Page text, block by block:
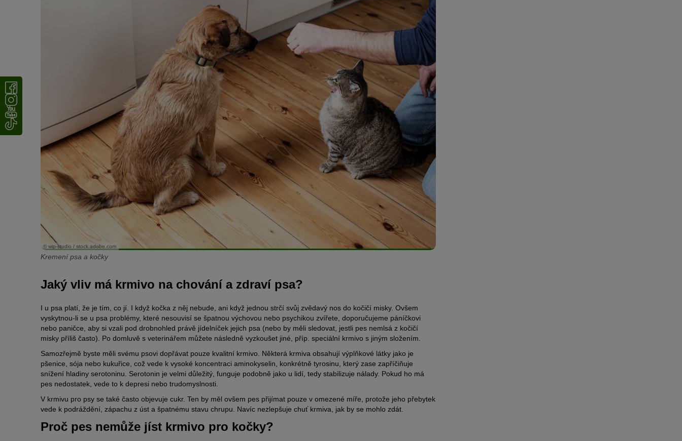
© wip-studio / stock.adobe.com
Kremení psa a kočky
Jaký vliv má krmivo na chování a zdraví psa?
I u psa platí, že je tím, co jí. I když kočka z něj nebude, ani když jednou strčí svůj zvědavý nos do kočičí misky. Ovšem
vyskytnou-li se u psa problémy, které nesouvisí se špatnou výchovou nebo psychikou zvířete, doporučujeme páníčkovi
nebo paničce, aby si vzali pod drobnohled právě jídelníček jejich psa (nebo by měli sledovat, jestli pes nemlsá z kočičí
misky příliš často). Po domluvě s veterinářem můžete následně vyzkoušet jiné, příp. speciální krmivo s jiným složením.
Samozřejmě byste měli svému psovi dopřávat pouze kvalitní krmivo. Některá krmiva obsahují výplňkové látky jako je
pšenice, sója nebo kukuřice, což vede k vysoké koncentraci aminokyselin, konkrétně tyrosinu, který zase zapříčiňuje
snížení hladiny serotoninu. Serotonin je velmi důležitý, funguje podobně jako u lidí, tedy stabilizuje nálady. Pokud ho má
pes nedostatek, vede to k depresi nebo trudomyslnosti.
V krmivu pro psy se také často objevuje cukr. Ten by měl ovšem pes přijímat pouze v omezené míře, protože jeho přebytek
vede k podráždění, zápachu z úst a špatnému stavu chrupu. Navíc nezlepšuje chuť krmiva, jak by se mohlo zdát.
Proč pes nemůže jíst krmivo pro kočky?